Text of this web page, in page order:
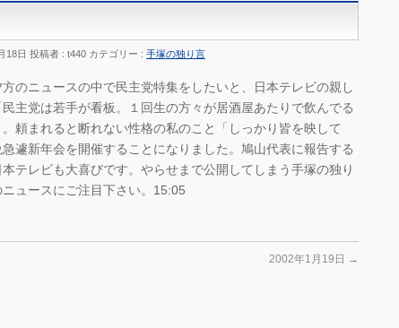
18日 投稿者 : t440 カテゴリー : 手塚の独り言
のニュースの中で民主党特集をしたいと、日本テレビの親し
主党は若手が看板。１回生の方々が居酒屋あたりで飲んでる
頼まれると断れない性格の私のこと「しっかり皆を映して
遽新年会を開催することになりました。鳩山代表に報告する
テレビも大喜びです。やらせまで公開してしまう手塚の独り
ュースにご注目下さい。15:05
2002年1月19日 →